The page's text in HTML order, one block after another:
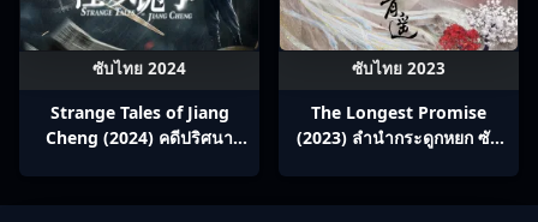
ซับไทย 2024
Strange Tales of Jiang
Cheng (2024) คดีปริศนา
ซับไทย 2023
The Longest Promise
(2023) ลำนำกระดูกหยก ซับ